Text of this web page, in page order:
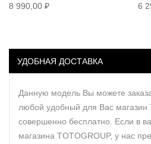
8 990,00 ₽
6
УДОБНАЯ ДОСТАВКА
Данную модель Вы можете
любой удобный для Вас магазин
совершенно бесплатно. Если в
магазина TOTOGROUP, у нас